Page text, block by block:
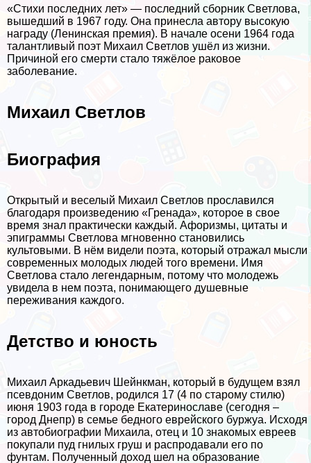
«Стихи последних лет» — последний сборник Светлова,
вышедший в 1967 году. Она принесла автору высокую
награду (Ленинская премия). В начале осени 1964 года
талантливый поэт Михаил Светлов ушёл из жизни.
Причиной его cмepти стало тяжёлое paковое
заболевание.
Михаил Светлов
Биография
Открытый и веселый Михаил Светлов прославился
благодаря произведению «Гренада», которое в свое
время знал пpaктически каждый. Афоризмы, цитаты и
эпиграммы Светлова мгновенно становились
культовыми. В нём видели поэта, который отражал мысли
современных молодых людей того времени. Имя
Светлова стало легендарным, потому что молодежь
увидела в нем поэта, понимающего душевные
переживания каждого.
Детство и юность
Михаил Аркадьевич Шейнкман, который в будущем взял
псевдоним Светлов, родился 17 (4 по старому стилю)
июня 1903 года в городе Екатеринославе (сегодня –
город Днепр) в семье бедного еврейского буржуа. Исходя
из автобиографии Михаила, отец и 10 знакомых евреев
покупали пуд гнилых груш и распродавали его по
фунтам. Полученный доход шел на образование